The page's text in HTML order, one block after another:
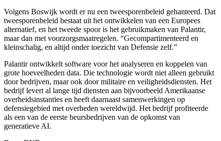
Volgens Boswijk wordt er nu een tweesporenbeleid gehanteerd. Dat
tweesporenbeleid bestaat uit het ontwikkelen van een Europees
alternatief, en het tweede spoor is het gebruikmaken van Palantir,
maar dan met voorzorgsmaatregelen. “Gecompartimenteerd en
kleinschalig, en altijd onder toezicht van Defensie zelf.”
Palantir ontwikkelt software voor het analyseren en koppelen van
grote hoeveelheden data. Die technologie wordt niet alleen gebruikt
door bedrijven, maar ook door militaire en veiligheidsdiensten. Het
bedrijf levert al lange tijd diensten aan bijvoorbeeld Amerikaanse
overheidsinstanties en heeft daarnaast samenwerkingen op
defensiegebied met overheden wereldwijd. Het bedrijf profiteerde
als een van de eerste beursbedrijven van de opkomst van
generatieve AI.